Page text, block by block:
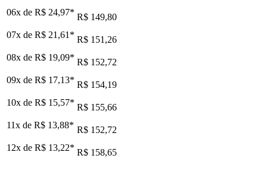
06x de R$ 24,97* R$ 149,80
07x de R$ 21,61 * R$ 151,26
08x de R$ 19,09* R$ 152,72
09x de R$ 17,13* R$ 154,19
10x de R$ 15,57* R$ 155,66
11x de R$ 13,88* R$ 152,72
12x de R$ 13,22* R$ 158,65